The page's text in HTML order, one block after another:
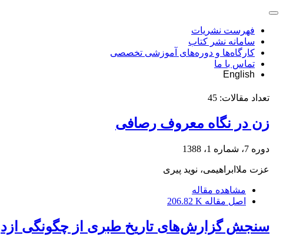
فهرست نشریات
سامانه نشر کتاب
کارگاه‌ها و دوره‌های آموزشی تخصصی
تماس با ما
English
تعداد مقالات: 45
زن در نگاه معروف رصافی
دوره 7، شماره 1، 1388
عزت ملاابراهیمی، نوید پیری
مشاهده مقاله
اصل مقاله 206.82 K
سنجش گزارش‌های تاریخ طبری از چگونگی